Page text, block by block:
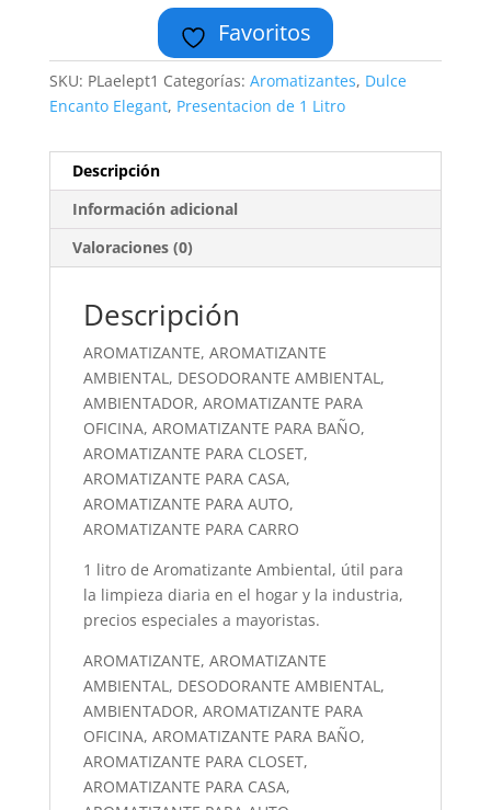
Favoritos
SKU: PLaelept1 Categorías: Aromatizantes, Dulce
Encanto Elegant, Presentacion de 1 Litro
Descripción
Información adicional
Valoraciones (0)
Descripción
AROMATIZANTE, AROMATIZANTE
AMBIENTAL, DESODORANTE AMBIENTAL,
AMBIENTADOR, AROMATIZANTE PARA
OFICINA, AROMATIZANTE PARA BAÑO,
AROMATIZANTE PARA CLOSET,
AROMATIZANTE PARA CASA,
AROMATIZANTE PARA AUTO,
AROMATIZANTE PARA CARRO
1 litro de Aromatizante Ambiental, útil para
la limpieza diaria en el hogar y la industria,
precios especiales a mayoristas.
AROMATIZANTE, AROMATIZANTE
AMBIENTAL, DESODORANTE AMBIENTAL,
AMBIENTADOR, AROMATIZANTE PARA
OFICINA, AROMATIZANTE PARA BAÑO,
AROMATIZANTE PARA CLOSET,
AROMATIZANTE PARA CASA,